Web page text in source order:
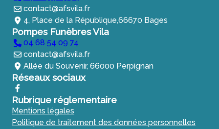
contact@afsvila.fr
4, Place de la République,66670 Bages
Pompes Funèbres Vila
04 68 54 09 74
contact@afsvila.fr
Allée du Souvenir, 66000 Perpignan
Réseaux sociaux
Rubrique réglementaire
Mentions légales
Politique de traitement des données personnelles